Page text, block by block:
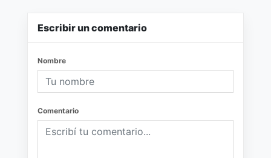
Escribir un comentario
Nombre
Comentario